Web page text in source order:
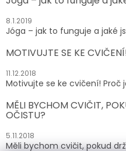
8.1.2019
Jóga – jak to funguje a jaké
MOTIVUJTE SE KE
11.12.2018
Motivujte se ke cvičení! Proč
MĚLI BYCHOM CVIČIT,
OČISTU?
5.11.2018
Měli bychom cvičit, pokud